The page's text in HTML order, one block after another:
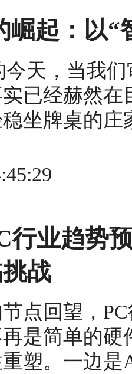
崛起：以“
今天，当我
已经赫然
坐牌桌的庄
行业趋势
战
点回望，
是简单的
塑。一边